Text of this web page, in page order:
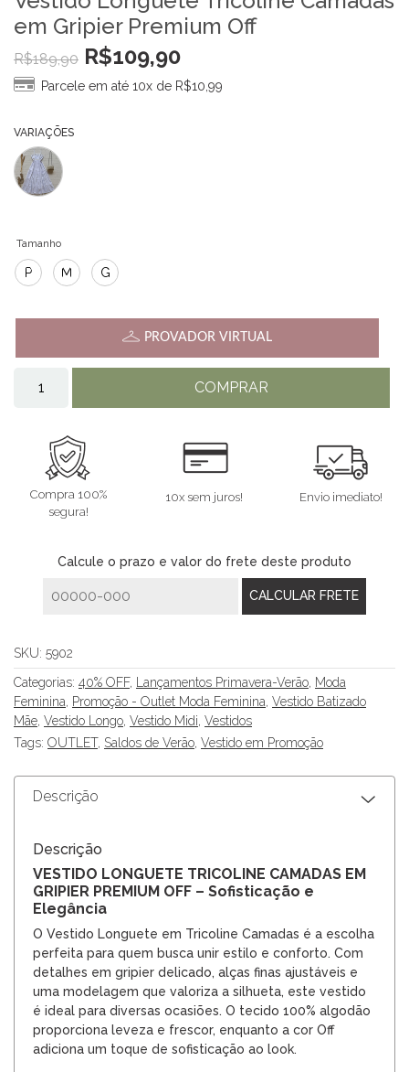
em Gripier Premium Off
R$189,90 R$109,90
Parcele em até 10x de R$10,99
VARIAÇÕES
Tamanho
P M G
PROVADOR VIRTUAL
COMPRAR
Compra 100%
segura!
10x sem juros! Envio imediato!
Calcule o prazo e valor do frete deste produto
SKU: 5902
Categorias: 40% OFF, Lançamentos Primavera-Verão, Moda
Feminina, Promoção - Outlet Moda Feminina, Vestido Batizado
Mãe, Vestido Longo, Vestido Midi, Vestidos
Tags: OUTLET, Saldos de Verão, Vestido em Promoção
Descrição
Descrição
VESTIDO LONGUETE TRICOLINE CAMADAS EM
GRIPIER PREMIUM OFF – Sofisticação e
Elegância
O Vestido Longuete em Tricoline Camadas é a escolha
perfeita para quem busca unir estilo e conforto. Com
detalhes em gripier delicado, alças finas ajustáveis e
uma modelagem que valoriza a silhueta, este vestido
é ideal para diversas ocasiões. O tecido 100% algodão
proporciona leveza e frescor, enquanto a cor Off
adiciona um toque de sofisticação ao look.